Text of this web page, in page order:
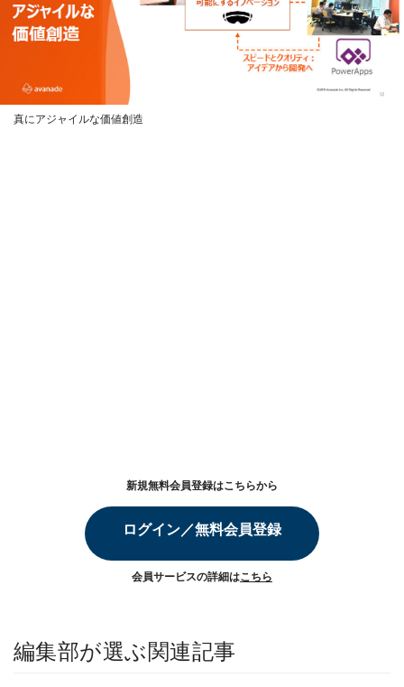
真にアジャイルな価値創造
新規無料会員登録はこちらから
ログイン／無料会員登録
会員サービスの詳細はこちら
編集部が選ぶ関連記事